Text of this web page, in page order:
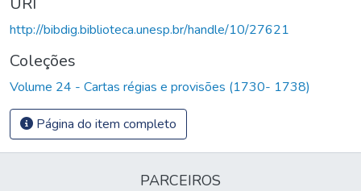
http://bibdig.biblioteca.unesp.br/handle/10/27621
Coleções
Volume 24 - Cartas régias e provisões (1730- 1738)
Página do item completo
PARCEIROS